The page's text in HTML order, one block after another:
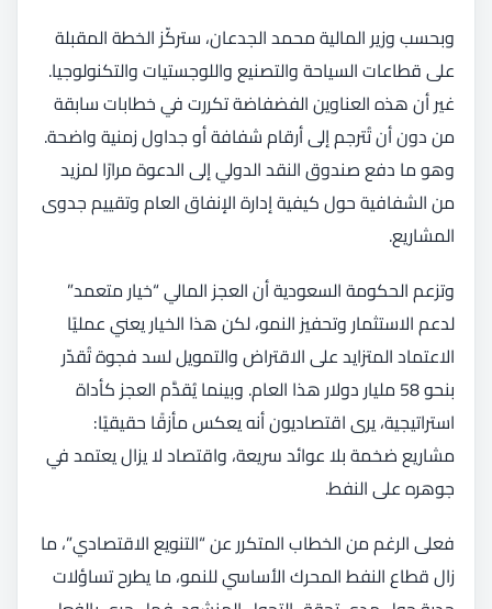
وبحسب وزير المالية محمد الجدعان، ستركّز الخطة المقبلة
على قطاعات السياحة والتصنيع واللوجستيات والتكنولوجيا.
غير أن هذه العناوين الفضفاضة تكررت في خطابات سابقة
من دون أن تُترجم إلى أرقام شفافة أو جداول زمنية واضحة.
وهو ما دفع صندوق النقد الدولي إلى الدعوة مرارًا لمزيد
من الشفافية حول كيفية إدارة الإنفاق العام وتقييم جدوى
المشاريع.
وتزعم الحكومة السعودية أن العجز المالي “خيار متعمد”
لدعم الاستثمار وتحفيز النمو، لكن هذا الخيار يعني عمليًا
الاعتماد المتزايد على الاقتراض والتمويل لسد فجوة تُقدّر
بنحو 58 مليار دولار هذا العام. وبينما يُقدَّم العجز كأداة
استراتيجية، يرى اقتصاديون أنه يعكس مأزقًا حقيقيًا:
مشاريع ضخمة بلا عوائد سريعة، واقتصاد لا يزال يعتمد في
جوهره على النفط.
فعلى الرغم من الخطاب المتكرر عن “التنويع الاقتصادي”، ما
زال قطاع النفط المحرك الأساسي للنمو، ما يطرح تساؤلات